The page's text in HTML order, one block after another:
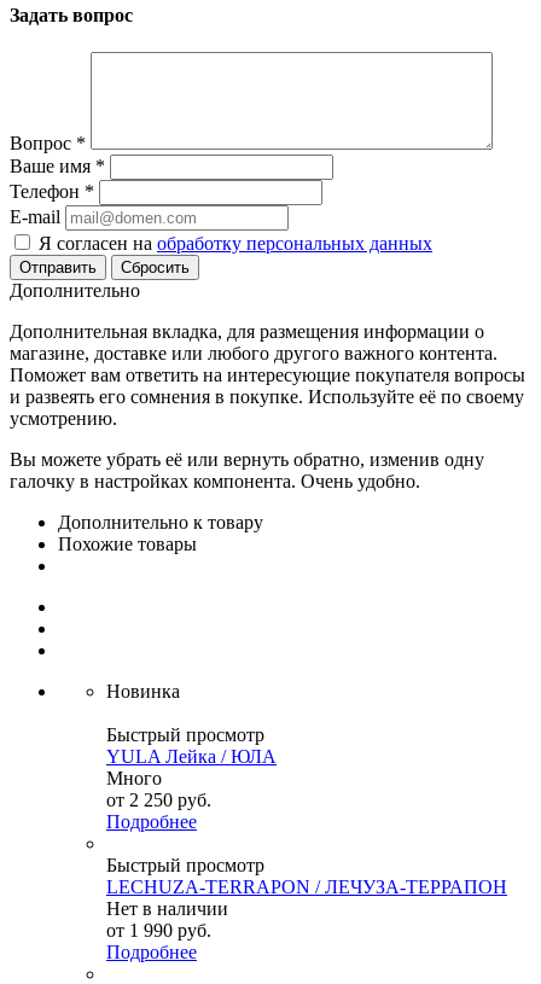
Задать вопрос
Вопрос *
Ваше имя *
Телефон *
E-mail
Я согласен на обработку персональных данных
Сбросить
Дополнительно
Дополнительная вкладка, для размещения информации о
магазине, доставке или любого другого важного контента.
Поможет вам ответить на интересующие покупателя вопросы
и развеять его сомнения в покупке. Используйте её по своему
усмотрению.
Вы можете убрать её или вернуть обратно, изменив одну
галочку в настройках компонента. Очень удобно.
Дополнительно к товару
Похожие товары
Новинка
Быстрый просмотр
YULA Лейка / ЮЛА
Много
от 2 250 руб.
Подробнее
Быстрый просмотр
LECHUZA-TERRAPON / ЛЕЧУЗА-ТЕРРАПОН
Нет в наличии
от 1 990 руб.
Подробнее